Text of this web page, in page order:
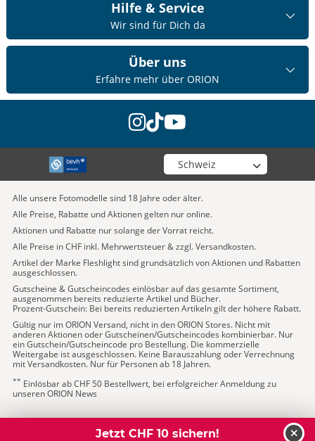
Hilfe & Service
Wir sind für Dich da
Über uns
Erfahre mehr über ORION
instagram
tiktok
youtube
Wähle deinen Shop
Alle unsere Fotomodelle sind 18 Jahre oder älter.
Alle Preise, Rabatte und Aktionen gelten nur online.
Aktionen und Rabatte nur solange der Vorrat reicht.
Alle Preise in CHF inkl. Mehrwertsteuer & zzgl. Versandkosten.
Artikel der Marke Fleshlight sind grundsätzlich von Aktionen und Rabatten
ausgeschlossen.
Gutscheine & Gutscheincodes einlösbar auf das gesamte Sortiment,
ausgenommen bereits reduzierte Artikel und Bücher.
Prozent-Gutschein: Bei bereits reduzierten Artikeln gilt der höhere Rabatt.
Gültig nur im ORION Versand, nicht in den ORION Stores. Nicht mit
anderen Aktionen oder Gutscheinen/Gutscheincodes kombinierbar. Nur
ein Gutschein/Gutscheincode pro Bestellung. Die kommerzielle
Weitergabe ist ausgeschlossen. Keine Barauszahlung oder Verrechnung
mit Versandkosten. Nur für Personen ab 18 Jahren.
** Einlösbar ab CHF 50 Bestellwert, bei erfolgreicher Anmeldung zu
unseren ORION News
Jetzt CHF 10 sichern!